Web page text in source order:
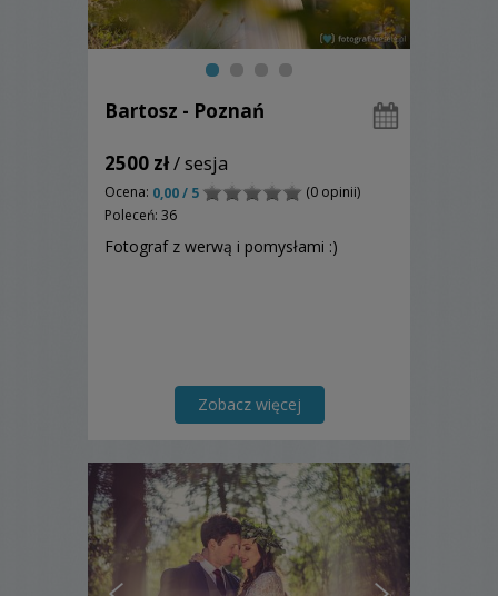
Bartosz - Poznań
2500 zł/ sesja
Ocena: 0,00 / 5
(0 opinii)
Poleceń: 36
Fotograf z werwą i pomysłami :)
Zobacz więcej